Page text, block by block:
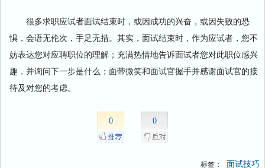
很多求职应试者面试结束时，或因成功的兴奋，或因失败的恐
惧，会语无伦次，手足无措。其实，面试结束时，作为应试者，您不
妨表达您对应聘职位的理解；充满热情地告诉面试者您对此职位感兴
趣，并询问下一步是什么；面带微笑和面试官握手并感谢面试官的接
待及对您的考虑。
0 0
标签： 面试技巧